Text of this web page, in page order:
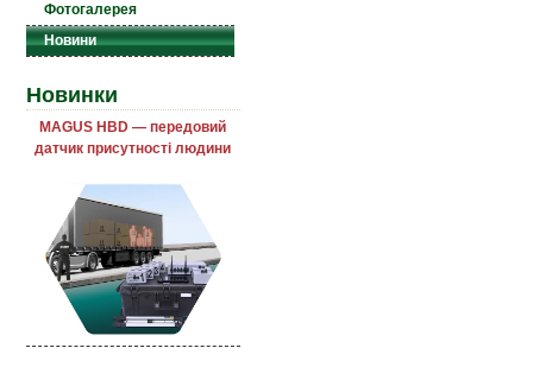
Фотогалерея
Новини
Новинки
MAGUS HBD — передовий
датчик присутності людини